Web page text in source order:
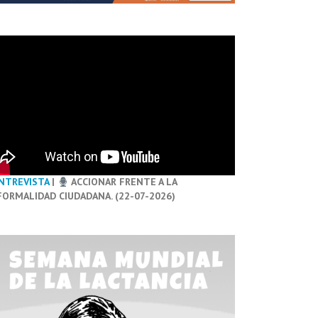
|
ACCIONAR FRENTE A LA
CIUDADANA. (22-07-2026)